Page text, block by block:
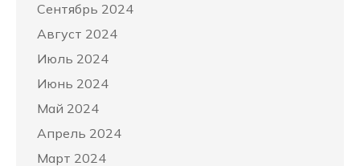
Сентябрь 2024
Август 2024
Июль 2024
Июнь 2024
Май 2024
Апрель 2024
Март 2024